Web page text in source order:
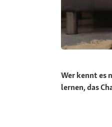
Wer kennt es
lernen, das